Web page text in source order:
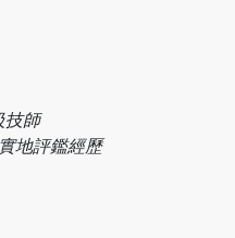
技師
地評鑑經歷